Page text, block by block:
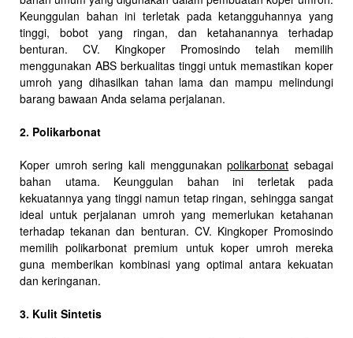
Keunggulan bahan ini terletak pada ketangguhannya yang
tinggi, bobot yang ringan, dan ketahanannya terhadap
benturan. CV. Kingkoper Promosindo telah memilih
menggunakan ABS berkualitas tinggi untuk memastikan koper
umroh yang dihasilkan tahan lama dan mampu melindungi
barang bawaan Anda selama perjalanan.
2. Polikarbonat
Koper umroh sering kali menggunakanpolikarbonat sebagai
bahan utama. Keunggulan bahan ini terletak pada
kekuatannya yang tinggi namun tetap ringan, sehingga sangat
ideal untuk perjalanan umroh yang memerlukan ketahanan
terhadap tekanan dan benturan. CV. Kingkoper Promosindo
memilih polikarbonat premium untuk koper umroh mereka
guna memberikan kombinasi yang optimal antara kekuatan
dan keringanan.
3. Kulit Sintetis